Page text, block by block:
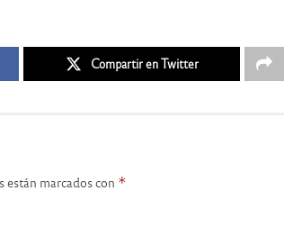
Compartir en Twitter
están marcados con *